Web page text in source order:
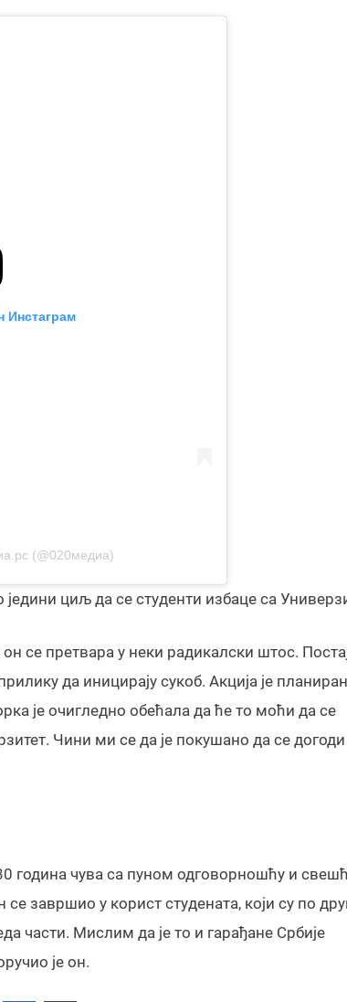
Инстаграм
(@020медиа)
циљ да се студенти избаце са
се претвара у неки радикалски штос.
да иницирају сукоб. Акција је
је очигледно обећала да ће то моћи да се
Чини ми се да је покушано да се догоди
година чува са пуном одговорношћу и
завршио у корист студената, који су по
части. Мислим да је то и гарађане Србије
је он.